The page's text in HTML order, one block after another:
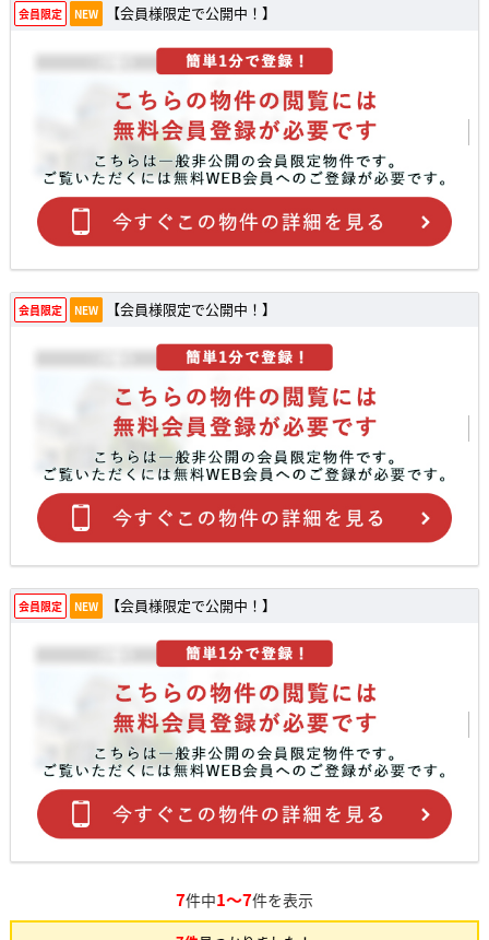
会員限定 NEW 【会員様限定で公開中！】
会員限定 NEW 【会員様限定で公開中！】
会員限定 NEW 【会員様限定で公開中！】
7件中1～7件を表示